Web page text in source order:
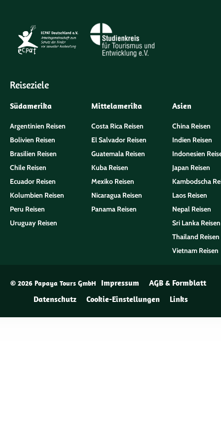
Reiseziele
Südamerika
Argentinien Reisen
Bolivien Reisen
Brasilien Reisen
Chile Reisen
Ecuador Reisen
Kolumbien Reisen
Peru Reisen
Uruguay Reisen
Mittelamerika
Costa Rica Reisen
El Salvador Reisen
Guatemala Reisen
Kuba Reisen
Mexiko Reisen
Nicaragua Reisen
Panama Reisen
Asien
China Reisen
Indien Reisen
Indonesien
Japan Reisen
Kambodscha
Laos Reisen
Nepal Reisen
Sri Lanka Reisen
Thailand Reisen
Vietnam Reisen
© 2026 Papaya Tours GmbH Impressum
AGB & Formblatt
Datenschutz
Cookie-Einstellungen Links